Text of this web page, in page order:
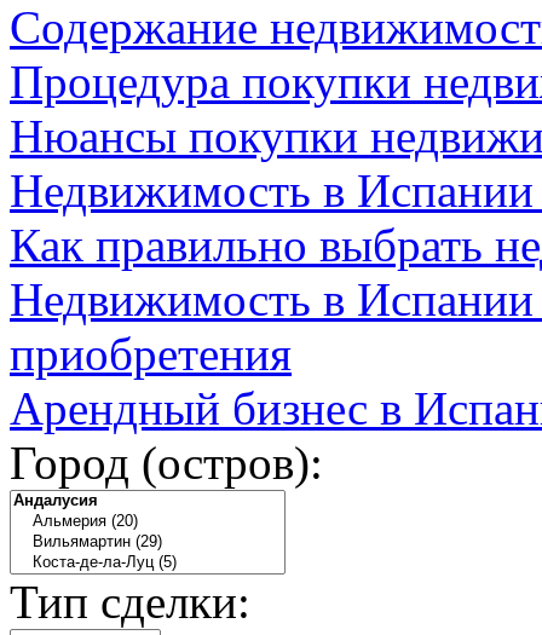
Содержание
Процедура покупки
Нюансы покупки
Недвижимость в
Как правильно выбрать
Недвижимость в Испании
приобретения
Арендный бизнес в
Город (остров):
Тип сделки: